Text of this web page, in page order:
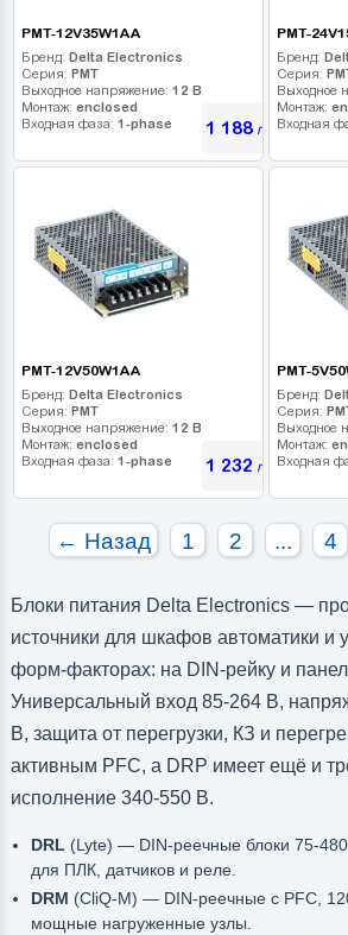
PMT-12V35W1AA
Бренд: Delta Electronics
Серия: PMT
Выходное напряжение: 12 В
Монтаж: enclosed
Входная фаза: 1-phase 1 188грн
PMT-
Бренд:
Серия:
Выходное
Монтаж:
Входная
PMT-12V50W1AA
Бренд: Delta Electronics
Серия: PMT
Выходное напряжение: 12 В
Монтаж: enclosed
Входная фаза: 1-phase 1 232 грн
PMT-
Бренд:
Серия:
Выходное
Монтаж:
Входная
← Назад 1 2 ... 4
Блоки питания Delta Electronics —
источники для шкафов автоматики и
форм-факторах: на DIN-рейку и
Универсальный вход 85-264 В,
В, защита от перегрузки, КЗ и
активным PFC, а DRP имеет ещё и
исполнение 340-550 В.
DRL(Lyte) — DIN-реечные блоки 75-480
для ПЛК, датчиков и реле.
DRM (CliQ-M) — DIN-реечные с PFC,
мощные нагруженные узлы.